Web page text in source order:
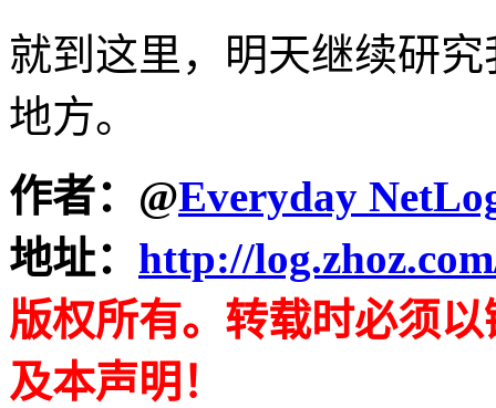
就到这里，明天继续研
地方。
作者： @Everyday
地址： http://
版权所有。转载时必须
及本声明！